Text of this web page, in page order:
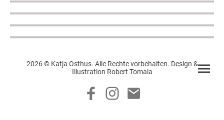
2026 © Katja Osthus. Alle Rechte vorbehalten. Design &
Illustration Robert Tomala